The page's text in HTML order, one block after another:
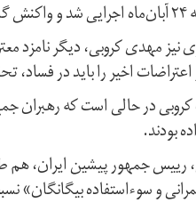
اخیر را باید در
در حالی است که رهبران
بودند.
جمهور پیشین ایران، هم
و سوءاستفاده بیگانگان»